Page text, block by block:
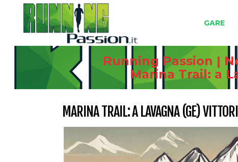
GARE
Running Passion |
Marina Trail: a
MARINA TRAIL: A LAVAGNA (GE)